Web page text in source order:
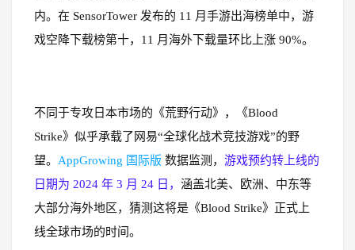
内。在 SensorTower 发布的 11 月手游出海榜单中，游
戏空降下载榜第十，11 月海外下载量环比上涨 90%。
不同于专攻日本市场的《荒野行动》，《Blood
Strike》似乎承载了网易“全球化战术竞技游戏”的野
望。 AppGrowing 国际版 数据监测， 游戏预约转上线的
日期为 2024 年 3 月 24 日， 涵盖北美、欧洲、中东等
大部分海外地区，猜测这将是《Blood Strike》正式上
线全球市场的时间。